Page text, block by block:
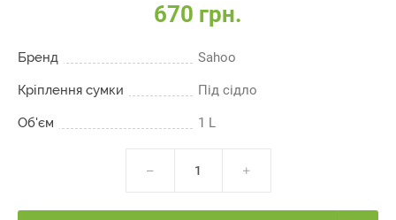
670 грн.
Бренд Sahoo
Кріплення сумки Під сідло
Об'єм 1 L